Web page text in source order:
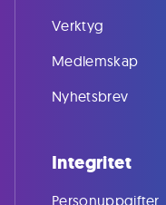
Verktyg
Medlemskap
Nyhetsbrev
Integritet
Personuppgifter